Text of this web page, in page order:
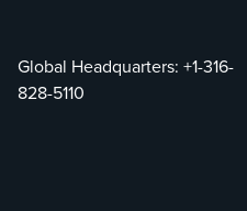
Global Headquarters: +1-316-
828-5110